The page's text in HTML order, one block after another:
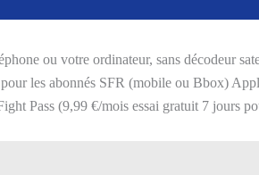
ou votre ordinateur, sans décodeur
les abonnés SFR (mobile ou Bbox)
Pass (9,99 €/mois essai gratuit 7 jours